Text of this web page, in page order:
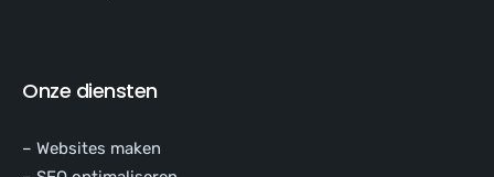
Onze diensten
– Websites maken